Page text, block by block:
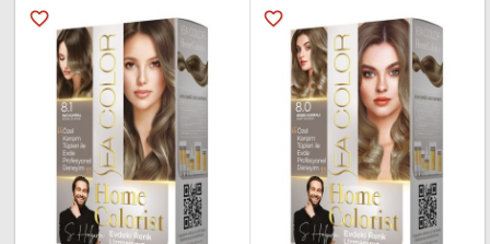
favorite_border
favorite_border